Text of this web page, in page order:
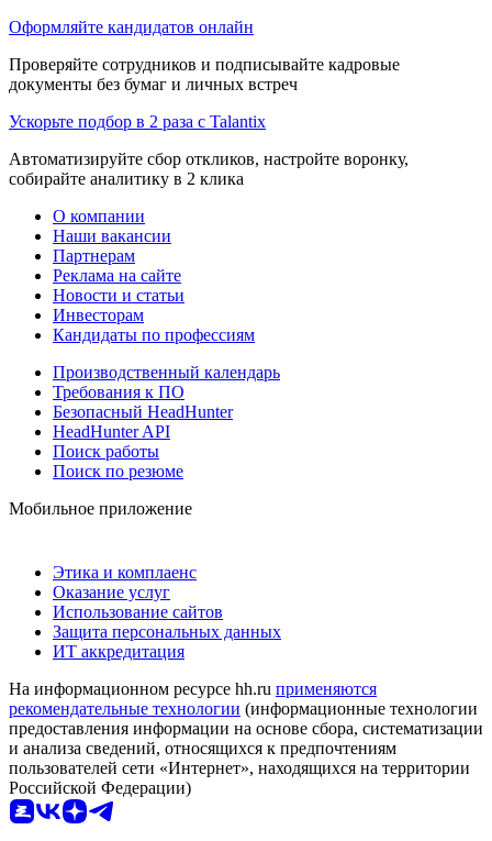
Оформляйте кандидатов онлайн
Проверяйте сотрудников и подписывайте кадровые
документы без бумаг и личных встреч
Ускорьте подбор в 2 раза с Talantix
Автоматизируйте сбор откликов, настройте воронку,
собирайте аналитику в 2 клика
О компании
Наши вакансии
Партнерам
Реклама на сайте
Новости и статьи
Инвесторам
Кандидаты по профессиям
Производственный календарь
Требования к ПО
Безопасный HeadHunter
HeadHunter API
Поиск работы
Поиск по резюме
Мобильное приложение
Этика и комплаенс
Оказание услуг
Использование сайтов
Защита персональных данных
ИТ аккредитация
На информационном ресурсе hh.ru применяются
рекомендательные технологии (информационные технологии
предоставления информации на основе сбора, систематизации
и анализа сведений, относящихся к предпочтениям
пользователей сети «Интернет», находящихся на территории
Российской Федерации)